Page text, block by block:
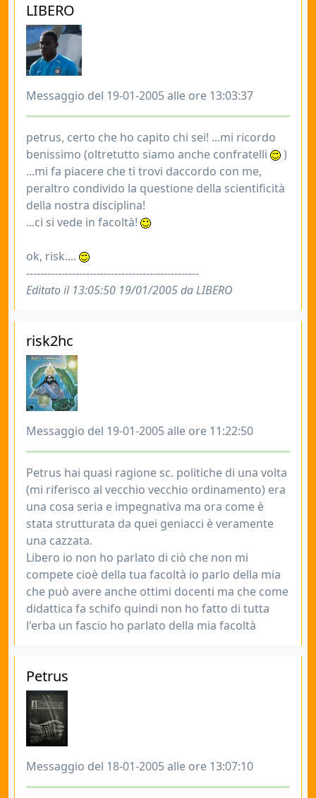
LIBERO
Messaggio del 19-01-2005 alle ore 13:03:37
petrus, certo che ho capito chi sei! ...mi ricordo
benissimo (oltretutto siamo anche confratelli
)
...mi fa piacere che ti trovi daccordo con me,
peraltro condivido la questione della scientificità
della nostra disciplina!
...ci si vede in facoltà!
ok, risk....
-------------------------------------------------
Editato il 13:05:50 19/01/2005 da LIBERO
risk2hc
Messaggio del 19-01-2005 alle ore 11:22:50
Petrus hai quasi ragione sc. politiche di una volta
(mi riferisco al vecchio vecchio ordinamento) era
una cosa seria e impegnativa ma ora come è
stata strutturata da quei geniacci è veramente
una cazzata.
Libero io non ho parlato di ciò che non mi
compete cioè della tua facoltà io parlo della mia
che può avere anche ottimi docenti ma che come
didattica fa schifo quindi non ho fatto di tutta
l'erba un fascio ho parlato della mia facoltà
Petrus
Messaggio del 18-01-2005 alle ore 13:07:10